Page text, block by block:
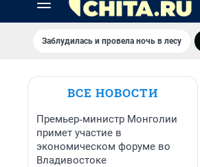
Заблудилась и провела ночь в лесу
ВСЕ НОВОСТИ
Премьер‑министр Монголии
примет участие в
экономическом форуме во
Владивостоке